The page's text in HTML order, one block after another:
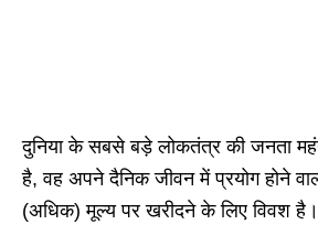
दुनिया के सबसे बड़े लोकतंत्र की जनता
है, वह अपने दैनिक जीवन में प्रयोग होने
(अधिक) मूल्य पर खरीदने के लिए विवश है।